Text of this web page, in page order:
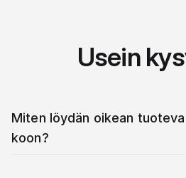
Usein
Miten löydän oikean
koon?